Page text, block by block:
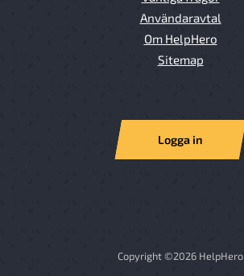
Användaravtal
Om HelpHero
Sitemap
Logga in
Copyright ©2026 HelpHero